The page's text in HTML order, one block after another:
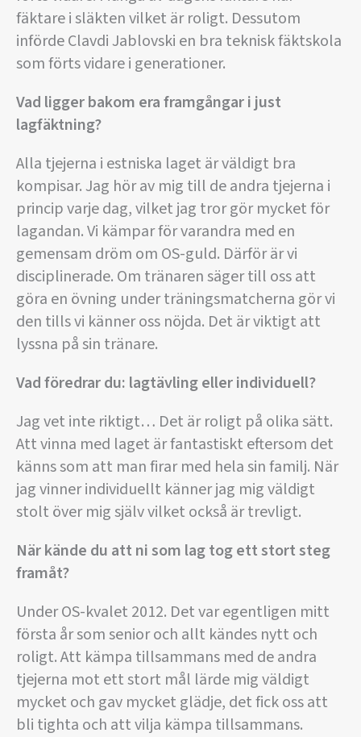
fäktare i släkten vilket är roligt. Dessutom
införde Clavdi Jablovski en bra teknisk fäktskola
som förts vidare i generationer.
Vad ligger bakom era framgångar i just
lagfäktning?
Alla tjejerna i estniska laget är väldigt bra
kompisar. Jag hör av mig till de andra tjejerna i
princip varje dag, vilket jag tror gör mycket för
lagandan. Vi kämpar för varandra med en
gemensam dröm om OS-guld. Därför är vi
disciplinerade. Om tränaren säger till oss att
göra en övning under träningsmatcherna gör vi
den tills vi känner oss nöjda. Det är viktigt att
lyssna på sin tränare.
Vad föredrar du: lagtävling eller individuell?
Jag vet inte riktigt… Det är roligt på olika sätt.
Att vinna med laget är fantastiskt eftersom det
känns som att man firar med hela sin familj. När
jag vinner individuellt känner jag mig väldigt
stolt över mig själv vilket också är trevligt.
När kände du att ni som lag tog ett stort steg
framåt?
Under OS-kvalet 2012. Det var egentligen mitt
första år som senior och allt kändes nytt och
roligt. Att kämpa tillsammans med de andra
tjejerna mot ett stort mål lärde mig väldigt
mycket och gav mycket glädje, det fick oss att
bli tighta och att vilja kämpa tillsammans.